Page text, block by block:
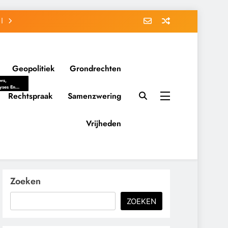
Geopolitiek Grondrechten
En
Politieke
Belangen
Op
Rechtspraak Samenzwering
Vrijheden
Zoeken
ZOEKEN